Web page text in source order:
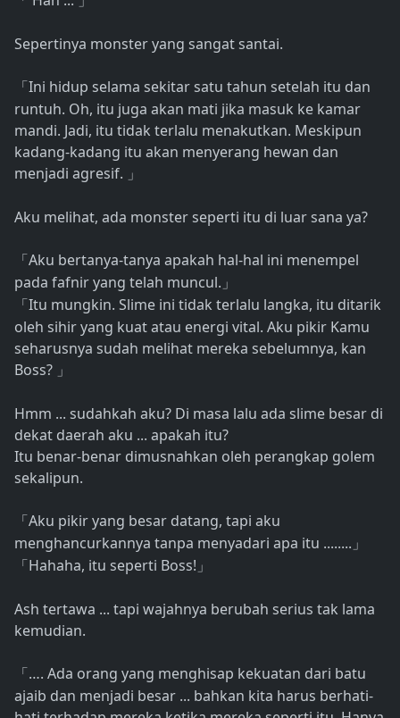
Sepertinya monster yang sangat santai.
「 Ini hidup selama sekitar satu tahun setelah itu dan
runtuh. Oh, itu juga akan mati jika masuk ke kamar
mandi. Jadi, itu tidak terlalu menakutkan. Meskipun
kadang-kadang itu akan menyerang hewan dan
menjadi agresif.
」
Aku melihat, ada monster seperti itu di luar sana ya?
「 Aku bertanya-tanya apakah hal-hal ini menempel
pada fafnir yang telah muncul. 」
「 Itu mungkin. Slime ini tidak terlalu langka, itu ditarik
oleh sihir yang kuat atau energi vital. Aku pikir Kamu
seharusnya sudah melihat mereka sebelumnya, kan
Boss? 」
Hmm ... sudahkah aku? Di masa lalu ada slime besar di
dekat daerah aku ... apakah itu?
Itu benar-benar dimusnahkan oleh perangkap golem
sekalipun.
「 Aku pikir yang besar datang, tapi aku
menghancurkannya tanpa menyadari apa itu ........ 」
「 Hahaha, itu seperti Boss! 」
Ash tertawa ... tapi wajahnya berubah serius tak lama
kemudian.
「 …. Ada orang yang menghisap kekuatan dari batu
ajaib dan menjadi besar ... bahkan kita harus berhati-